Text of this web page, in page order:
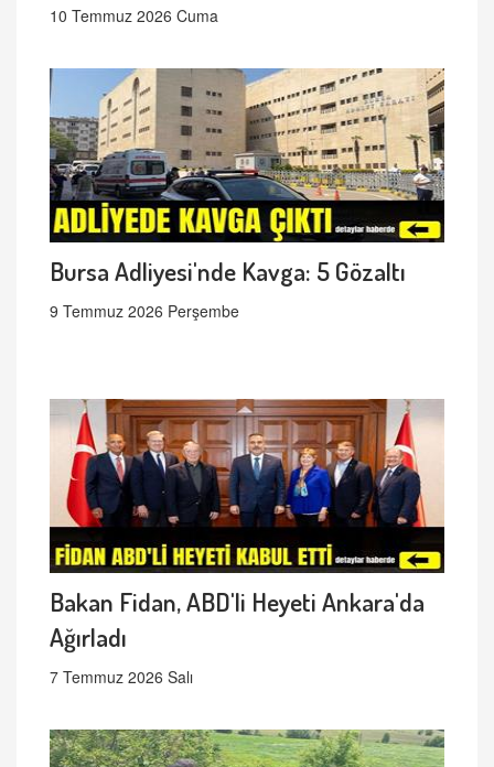
10 Temmuz 2026 Cuma
Bursa Adliyesi'nde Kavga: 5 Gözaltı
9 Temmuz 2026 Perşembe
Bakan Fidan, ABD'li Heyeti Ankara'da
Ağırladı
7 Temmuz 2026 Salı